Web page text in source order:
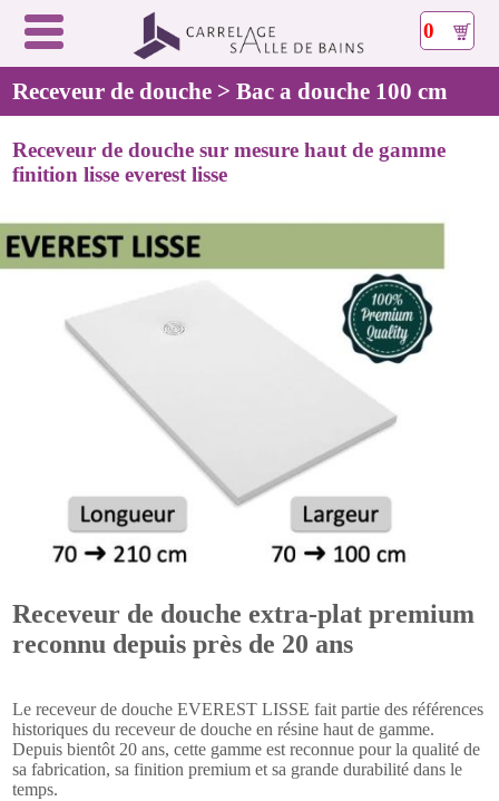
0
Receveur de douche > Bac a douche 100 cm
Receveur de douche sur mesure haut de gamme
finition lisse everest lisse
Receveur de douche extra-plat premium
reconnu depuis près de 20 ans
Le receveur de douche EVEREST LISSE fait partie des références
historiques du receveur de douche en résine haut de gamme.
Depuis bientôt 20 ans, cette gamme est reconnue pour la qualité de
sa fabrication, sa finition premium et sa grande durabilité dans le
temps.